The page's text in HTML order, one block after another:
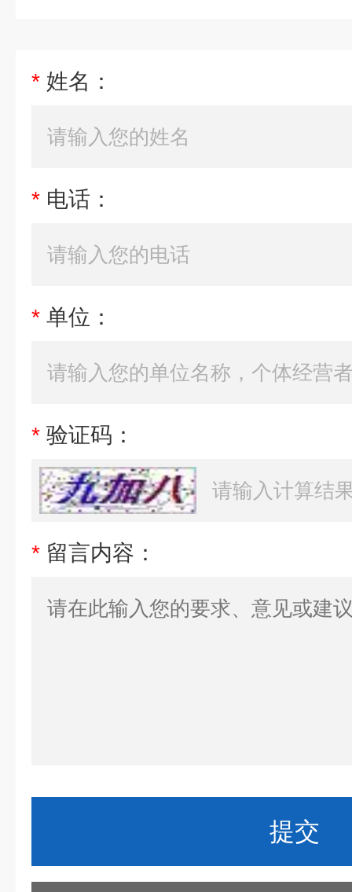
* 姓名：
* 电话：
* 单位：
* 验证码：
* 留言内容：